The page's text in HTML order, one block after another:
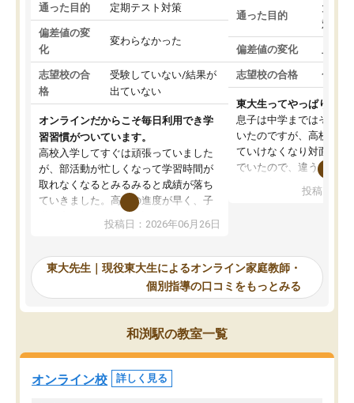
通った目的 定期テスト対策
偏差値の変
化
変わらなかった
志望校の合
格
受験していない/結果が
出ていない
オンラインだからこそ毎日利用でき学
習習慣がついています。
高校入学してすぐは頑張っていました
が、部活動が忙しくなって学習時間が
取れなくなるとみるみると成績が落ち
ていきました。高校の進度が早く、子
供も家に帰って勉強の話すると嫌な反
応を示します。東大先生にお願いして
れるので、親としても安心です。毎日
使える自習室とかもあり、わからない
ところがあれば先生が回答してくれる
のも重宝しています。
投稿日：2026年06月26日
通った目的
大学
対策
偏差値の変化
志望校の合格 合格
東大生ってやっぱりすご
息子は中学まではそこそ
いたのですが、高校に入
ていけなくなり対面の塾
でいたので、違うアプロ
で、当初は模試でD判定
自習室が毎日使えていつ
るのが心強かったよう
謝です。
投稿日：
東大先生｜現役東大生によるオンライン家庭教師・
個別指導の口コミをもっとみる
和渕駅の教室一覧
オンライン校 詳しく見る